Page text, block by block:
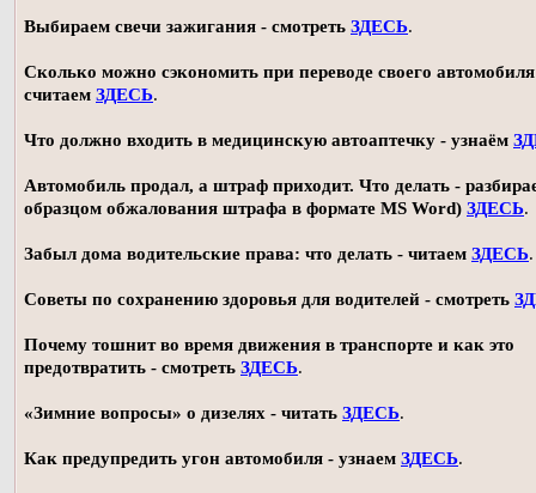
Выбираем свечи зажигания - смотреть ЗДЕСЬ.
Сколько можно сэкономить при переводе своего автомобиля
считаем ЗДЕСЬ.
Что должно входить в медицинскую автоаптечку - узнаём
Автомобиль продал, а штраф приходит. Что делать -
образцом обжалования штрафа в формате MS Word) ЗДЕСЬ.
Забыл дома водительские права: что делать - читаем ЗДЕСЬ.
Советы по сохранению здоровья для водителей - смотреть
Почему тошнит во время движения в транспорте и как это
предотвратить - смотреть ЗДЕСЬ.
«Зимние вопросы» о дизелях - читать ЗДЕСЬ.
Как предупредить угон автомобиля - узнаем ЗДЕСЬ.